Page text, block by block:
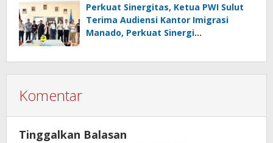
Perkuat Sinergitas, Ketua PWI Sulut
Terima Audiensi Kantor Imigrasi
Manado, Perkuat Sinergi
Komentar
Tinggalkan Balasan